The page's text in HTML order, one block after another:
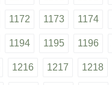
1172 1173 1174
1194 1195 1196
1216 1217 1218